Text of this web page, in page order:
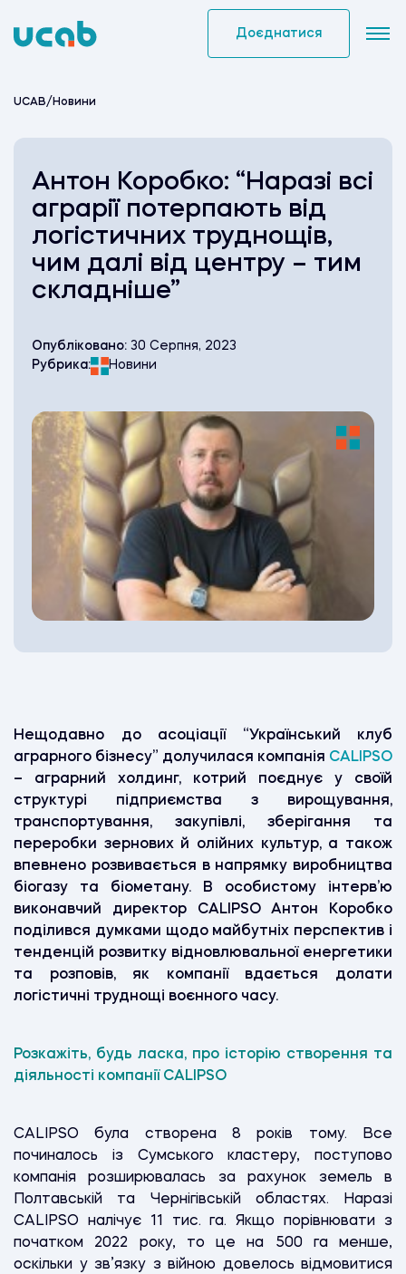
to
Доєднатися
UCAB/ Новини
Антон Коробко: “Наразі всі
аграрії потерпають від
логістичних труднощів,
чим далі від центру – тим
складніше”
Опубліковано: 30 Серпня, 2023
Рубрика:
Новини
Нещодавно до асоціації “Український клуб
аграрного бізнесу” долучилася компанія CALIPSO
– аграрний холдинг, котрий поєднує у своїй
структурі підприємства з вирощування,
транспортування, закупівлі, зберігання та
переробки зернових й олійних культур, а також
впевнено розвивається в напрямку виробництва
біогазу та біометану. В особистому інтерв’ю
виконавчий директор CALIPSO Антон Коробко
поділився думками щодо майбутніх перспектив і
тенденцій розвитку відновлювальної енергетики
та розповів, як компанії вдається долати
логістичні труднощі воєнного часу.
Розкажіть, будь ласка, про історію створення та
діяльності компанії CALIPSO
CALIPSO була створена 8 років тому. Все
починалось із Сумського кластеру, поступово
компанія розширювалась за рахунок земель в
Полтавській та Чернігівській областях. Наразі
CALIPSO налічує 11 тис. га. Якщо порівнювати з
початком 2022 року, то це на 500 га менше,
оскільки у зв’язку з війною довелось відмовитися